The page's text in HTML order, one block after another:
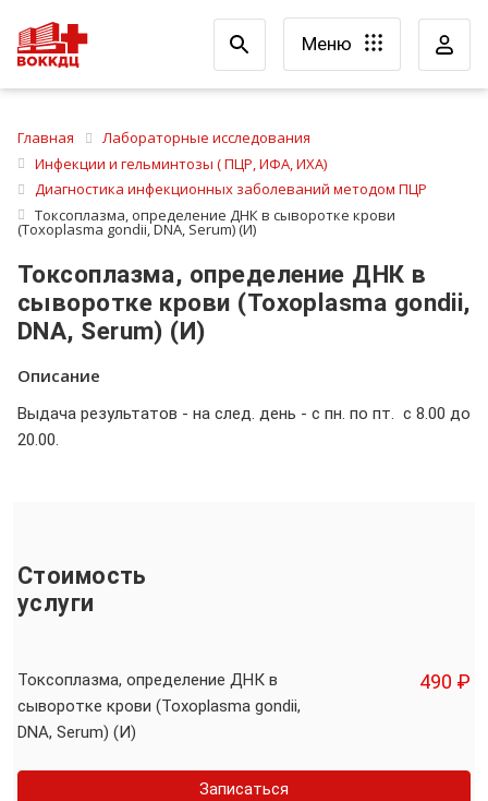
Меню
Главная
Лабораторные исследования
Инфекции и гельминтозы ( ПЦР, ИФА, ИХА)
Диагностика инфекционных заболеваний методом ПЦР
Токсоплазма, определение ДНК в сыворотке крови
(Toxoplasma gondii, DNA, Serum) (И)
Токсоплазма, определение ДНК в
сыворотке крови (Toxoplasma gondii,
DNA, Serum) (И)
Описание
Выдача результатов - на след. день - с пн. по пт. с 8.00 до
20.00.
Стоимость
услуги
Токсоплазма, определение ДНК в
сыворотке крови (Toxoplasma gondii,
DNA, Serum) (И)
490 ₽
Записаться